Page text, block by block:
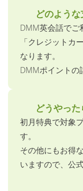
どのよう
DMM英会話でご
「クレジットカ
なります。
DMMポイントの
どうやっ
初月特典で対象
す。
その他にもお得
いますので、公